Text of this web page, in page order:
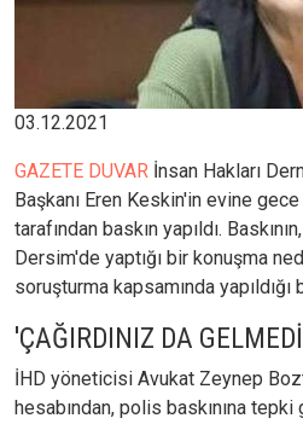
03.12.2021
GAZETE DUVAR İnsan Hakları
Başkanı Eren Keskin'in evine
tarafından baskın yapıldı.
Dersim'de yaptığı bir konuşma
soruşturma kapsamında yapıldığı
'ÇAĞIRDINIZ DA
İHD yöneticisi Avukat Zeynep
hesabından, polis baskınına